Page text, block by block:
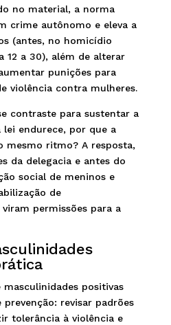
no material, a norma
crime autônomo e eleva a
(antes, no homicídio
12 a 30), além de alterar
punições para
violência contra mulheres.
contraste para sustentar a
endurece, por que a
mesmo ritmo? A resposta,
da delegacia e antes do
social de meninos e
de
permissões para a
positivas
revisar padrões
tolerância à violência e